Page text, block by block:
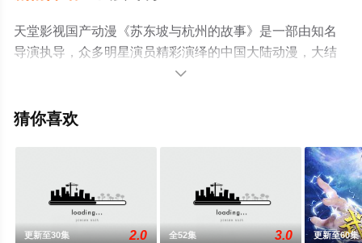
天堂影视国产动漫《苏东坡与杭州的故事》是一部由知名
导演执导，众多明星演员精彩演绎的中国大陆动漫，大结
局剧情已揭晓（1-52全集），手机免费观看高清未删减完
瓣动漫、电视猫或剧情网等平台了解。

猜你喜欢
更新至30集 2.0 全52集 3.0 更新至60集